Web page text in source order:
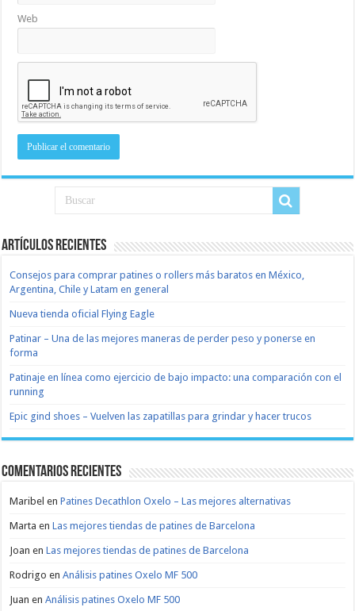
Web
Artículos recientes
Consejos para comprar patines o rollers más baratos en México,
Argentina, Chile y Latam en general
Nueva tienda oficial Flying Eagle
Patinar – Una de las mejores maneras de perder peso y ponerse en
forma
Patinaje en línea como ejercicio de bajo impacto: una comparación con el
running
Epic gind shoes – Vuelven las zapatillas para grindar y hacer trucos
Comentarios recientes
Maribel enPatines Decathlon Oxelo – Las mejores alternativas
Marta enLas mejores tiendas de patines de Barcelona
Joan enLas mejores tiendas de patines de Barcelona
Rodrigo enAnálisis patines Oxelo MF 500
Juan enAnálisis patines Oxelo MF 500